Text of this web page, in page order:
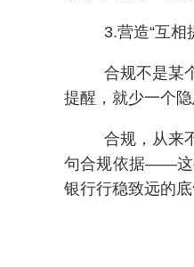
3.营造“互相
合规不是某
提醒，就少一个
合规，从来
句合规依据——这
银行行稳致远的底